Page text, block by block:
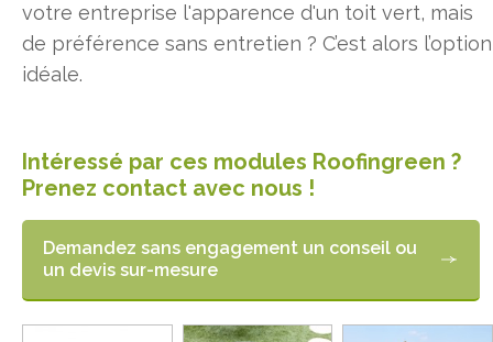
votre entreprise l'apparence d'un toit vert, mais
de préférence sans entretien ? C’est alors l’option
idéale.
Intéressé par ces modules Roofingreen ?
Prenez contact avec nous !
Demandez sans engagement un conseil ou
un devis sur-mesure